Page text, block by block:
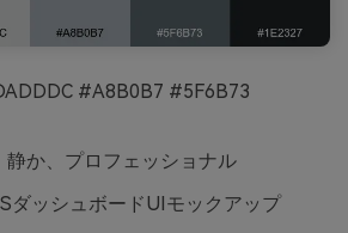
#A8B0B7 #5F6B73
静か、プロフェッショナル
ダッシュボードUIモックアップ